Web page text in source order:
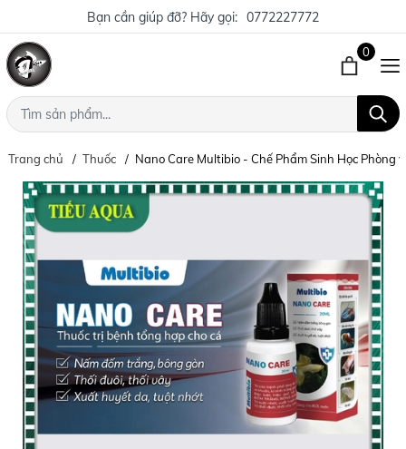
Bạn cần giúp đỡ? Hãy gọi: 0772227772
0
Trang chủ Thuốc Nano Care Multibio - Chế Phẩm Sinh Học Phòng